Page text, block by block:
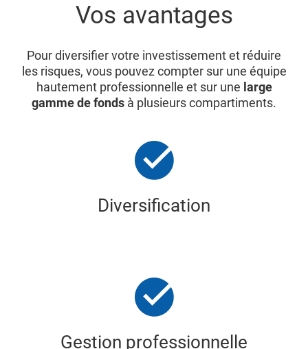
Vos avantages
Pour diversifier votre investissement et réduire
les risques, vous pouvez compter sur une équipe
hautement professionnelle et sur une large
gamme de fonds à plusieurs compartiments.
Diversification
Gestion professionnelle